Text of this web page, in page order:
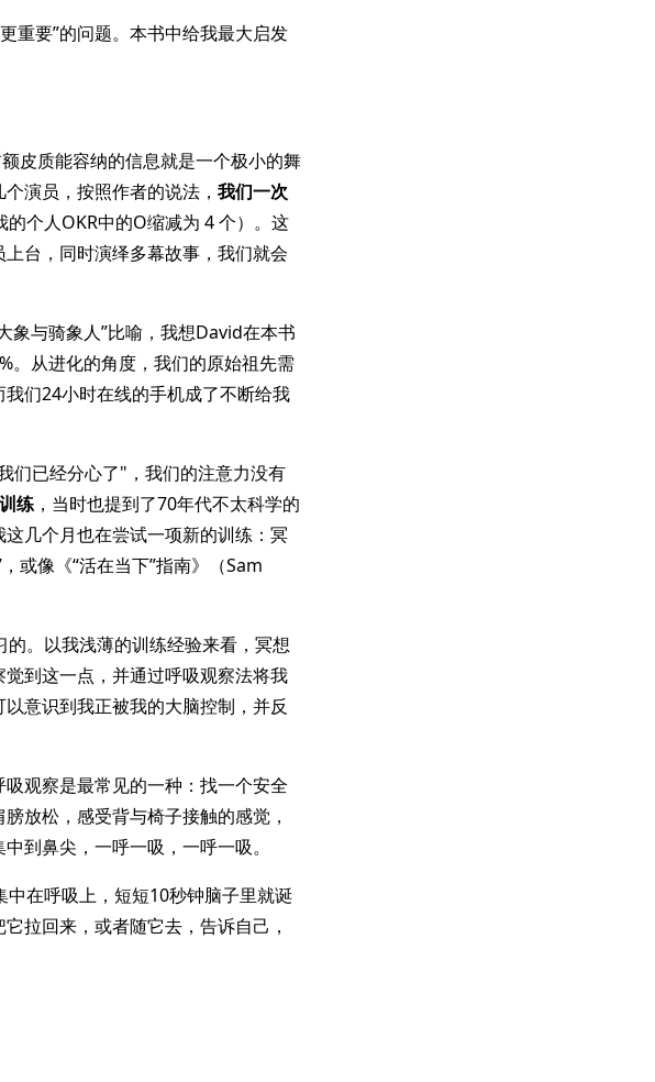
重要”的问题。本书中给我最大启发
皮质能容纳的信息就是一个极小的舞
演员，按照作者的说法， 我们一次
的个人OKR中的O缩减为 4 个）。这
台，同时演绎多幕故事，我们就会
象与骑象人”比喻，我想David在本书
。从进化的角度，我们的原始祖先需
们24小时在线的手机成了不断给我
们已经分心了"，我们的注意力没有
练 ，当时也提到了70年代不太科学的
几个月也在尝试一项新的训练：冥
或像《“活在当下”指南》（Sam
的。以我浅薄的训练经验来看，冥想
到这一点，并通过呼吸观察法将我
意识到我正被我的大脑控制，并反
观察是最常见的一种：找一个安全
放松，感受背与椅子接触的感觉，
到鼻尖，一呼一吸，一呼一吸。
在呼吸上，短短10秒钟脑子里就诞
拉回来，或者随它去，告诉自己，